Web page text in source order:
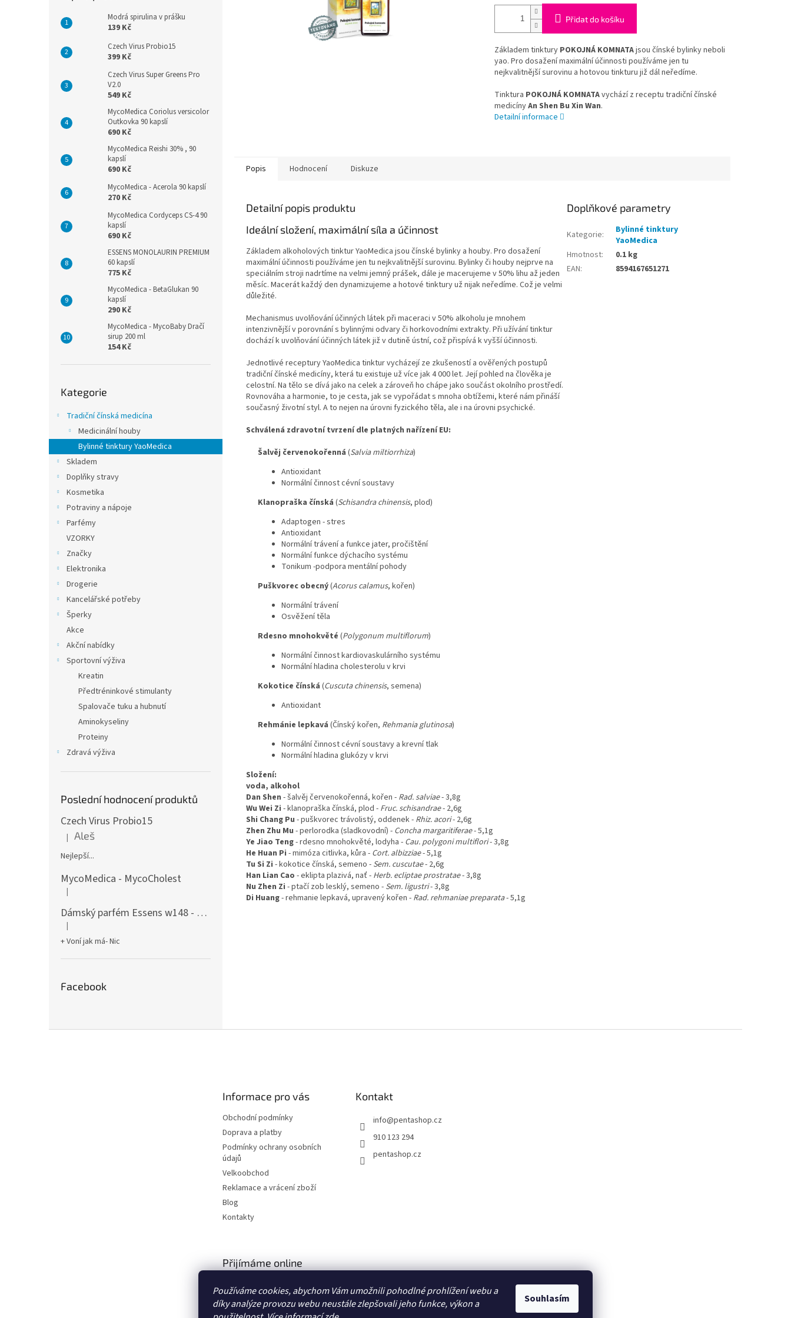
Používáme cookies, abychom Vám umožnili pohodlné prohlížení webu a
díky analýze provozu webu neustále zlepšovali jeho funkce, výkon a
Souhlasím
Modrá spirulina v prášku
139 Kč
Czech Virus Probio15
399 Kč
Czech Virus Super Greens Pro
V2.0
549 Kč
MycoMedica Coriolus versicolor
Outkovka 90 kapslí
690 Kč
MycoMedica Reishi 30% , 90
kapslí
690 Kč
MycoMedica - Acerola 90 kapslí
270 Kč
MycoMedica Cordyceps CS-4 90
kapslí
690 Kč
ESSENS MONOLAURIN PREMIUM
60 kapslí
775 Kč
MycoMedica - BetaGlukan 90
kapslí
290 Kč
MycoMedica - MycoBaby Dračí
sirup 200 ml
154 Kč
kategorie
Kategorie
Tradiční čínská medicína
Medicinální houby
Bylinné tinktury YaoMedica
Skladem
Doplňky stravy
Kosmetika
Potraviny a nápoje
Parfémy
VZORKY
Značky
Elektronika
Drogerie
Kancelářské potřeby
Šperky
Akce
Akční nabídky
Sportovní výživa
Kreatin
Předtréninkové stimulanty
Spalovače tuku a hubnutí
Aminokyseliny
Proteiny
Zdravá výživa
Poslední hodnocení produktů
Czech Virus Probio15
Hodnocení produktu je 5 z 5 hvězdiček.
| Aleš
Nejlepší...
MycoMedica - MycoCholest
Hodnocení produktu je 5 z 5 hvězdiček.
|
Dámský parfém Essens w148 - 50ml
Hodnocení produktu je 5 z 5 hvězdiček.
|
+ Voní jak má- Nic
Facebook
Přidat do košíku
Základem tinktury POKOJNÁ KOMNATAjsou čínské bylinky neboli
yao. Pro dosažení maximální účinnosti používáme jen tu
nejkvalitnější surovinu a hotovou tinkturu již dál neředíme.
Tinktura POKOJNÁ KOMNATAvychází z receptu tradiční čínské
medicínyAn Shen Bu Xin Wan.
Detailní informace
Popis Hodnocení Diskuze
Detailní popis produktu
Ideální složení, maximální síla a účinnost
Základem alkoholových tinktur YaoMedica jsou čínské bylinky a houby. Pro dosažení
maximální účinnosti používáme jen tu nejkvalitnější surovinu. Bylinky či houby nejprve na
speciálním stroji nadrtíme na velmi jemný prášek, dále je macerujeme v 50% lihu až jeden
měsíc. Macerát každý den dynamizujeme a hotové tinktury už nijak neředíme. Což je velmi
důležité.
Mechanismus uvolňování účinných látek při maceraci v 50% alkoholu je mnohem
intenzivnější v porovnání s bylinnými odvary či horkovodními extrakty. Při užívání tinktur
dochází k uvolňování účinných látek již v dutině ústní, což přispívá k vyšší účinnosti.
Jednotlivé receptury YaoMedica tinktur vycházejí ze zkušeností a ověřených postupů
tradiční čínské medicíny, která tu existuje už více jak 4 000 let. Její pohled na člověka je
celostní. Na tělo se dívá jako na celek a zároveň ho chápe jako součást okolního prostředí.
Rovnováha a harmonie, to je cesta, jak se vypořádat s mnoha obtížemi, které nám přináší
současný životní styl. A to nejen na úrovni fyzického těla, ale i na úrovni psychické.
Schválená zdravotní tvrzení dle platných nařízení EU:
Šalvěj červenokořenná (Salvia miltiorrhiza)
Antioxidant
Normální činnost cévní soustavy
Klanopraška čínská (Schisandra chinensis, plod)
Adaptogen - stres
Antioxidant
Normální trávení a funkce jater, pročištění
Normální funkce dýchacího systému
Tonikum -podpora mentální pohody
Puškvorec obecný(Acorus calamus, kořen)
Normální trávení
Osvěžení těla
Rdesno mnohokvěté (Polygonum multiflorum)
Normální činnost kardiovaskulárního systému
Normální hladina cholesterolu v krvi
Kokotice čínská (Cuscuta chinensis, semena)
Antioxidant
Rehmánie lepkavá (Čínský kořen, Rehmania glutinosa)
Normální činnost cévní soustavy a krevní tlak
Normální hladina glukózy v krvi
Složení:
voda, alkohol
Dan Shen -šalvěj červenokořenná, kořen - Rad. salviae- 3,8g
Wu Wei Zi - klanopraška čínská, plod - Fruc. schisandrae- 2,6g
Shi Chang Pu - puškvorec trávolistý, oddenek - Rhiz. acori- 2,6g
Zhen Zhu Mu - perlorodka (sladkovodní) - Concha margaritiferae- 5,1g
Ye Jiao Teng- rdesno mnohokvěté, lodyha - Cau. polygoni multiflori- 3,8g
He Huan Pi - mimóza citlivka, kůra - Cort. albizziae- 5,1g
Tu Si Zi - kokotice čínská, semeno - Sem. cuscutae- 2,6g
Han Lian Cao - eklipta plazivá, nať - Herb. ecliptae prostratae- 3,8g
Nu Zhen Zi -ptačí zob lesklý, semeno - Sem. ligustri- 3,8g
Di Huang-rehmanie lepkavá, upravený kořen - Rad. rehmaniae preparata- 5,1g
Doplňkové parametry
Kategorie:
Bylinné tinktury
YaoMedica
Hmotnost:
0.1 kg
EAN: 8594167651271
Informace pro vás
Obchodní podmínky
Doprava a platby
Podmínky ochrany osobních
údajů
Velkoobchod
Reklamace a vrácení zboží
Blog
Kontakty
Kontakt
info@pentashop.cz
910 123 294
pentashop.cz
Přijímáme online
platby